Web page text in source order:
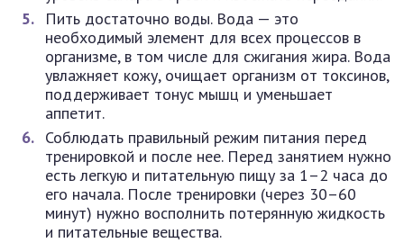
Пить достаточно воды. Вода — это
необходимый элемент для всех процессов в
организме, в том числе для сжигания жира. Вода
увлажняет кожу, очищает организм от токсинов,
поддерживает тонус мышц и уменьшает
аппетит.
Соблюдать правильный режим питания перед
тренировкой и после нее. Перед занятием нужно
есть легкую и питательную пищу за 1–2 часа до
его начала. После тренировки (через 30–60
минут) нужно восполнить потерянную жидкость
и питательные вещества.